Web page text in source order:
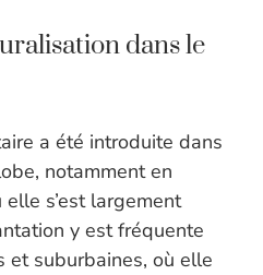
dans le
a été introduite dans
notamment en
s’est largement
y est fréquente
et suburbaines, où elle